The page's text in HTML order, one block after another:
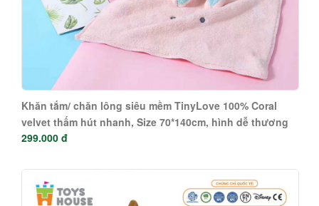
Khăn tắm/ chăn lông siêu mềm TinyLove 100% Coral
velvet thấm hút nhanh, Size 70*140cm, hình dễ thương
KT03
299.000 đ